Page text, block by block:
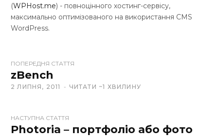
(WPHost.me) - повноцінного хостинг-сервісу,
максимально оптимізованого на використання CMS
WordPress.
e
b
s
t
e
ПОПЕРЕДНЯ СТАТТЯ
zBench
2 ЛИПНЯ, 2011 ЧИТАТИ ~1 ХВИЛИНУ
НАСТУПНА СТАТТЯ
Photoria – портфоліо або фото